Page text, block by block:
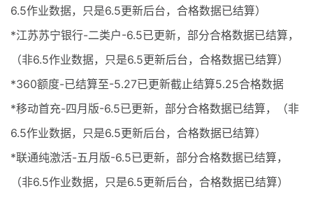
6.5作业数据，只是6.5更新后台，合格数据已结算）
*江苏苏宁银行-二类户-6.5已更新，部分合格数据已结算，
（非6.5作业数据，只是6.5更新后台，合格数据已结算）
*360额度-已结算至-5.27已更新截止结算5.25合格数据
*移动首充-四月版-6.5已更新，部分合格数据已结算，（非
6.5作业数据，只是6.5更新后台，合格数据已结算）
*联通纯激活-五月版-6.5已更新，部分合格数据已结算，
（非6.5作业数据，只是6.5更新后台，合格数据已结算）